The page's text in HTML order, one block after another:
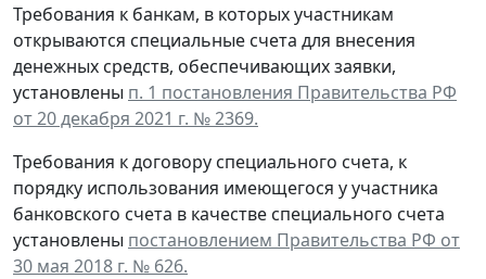
Требования к банкам, в которых участникам
открываются специальные счета для внесения
денежных средств, обеспечивающих заявки,
установлены п. 1 постановления Правительства РФ
от 20 декабря 2021 г. № 2369.
Требования к договору специального счета, к
порядку использования имеющегося у участника
банковского счета в качестве специального счета
установлены постановлением Правительства РФ от
30 мая 2018 г. № 626.